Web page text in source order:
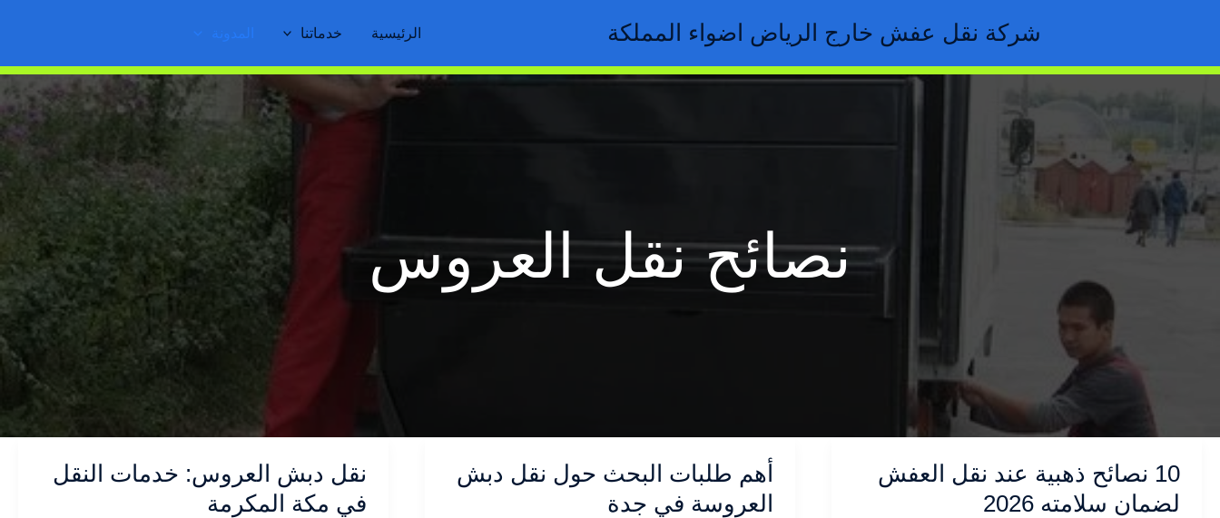
شركة نقل عفش خارج الرياض اضواء المملكة الرئيسية خدماتنا المدونة
نصائح نقل العروس
10 نصائح ذهبية عند نقل العفش
لضمان سلامته 2026
أهم طلبات البحث حول نقل دبش
العروسة في جدة
نقل دبش العروس: خدمات النقل
في مكة المكرمة